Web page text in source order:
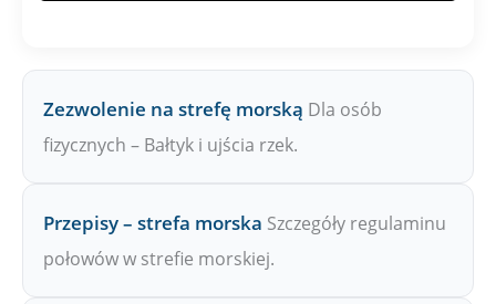
Zezwolenie na strefę morską Dla osób
fizycznych – Bałtyk i ujścia rzek.
Przepisy – strefa morska Szczegóły regulaminu
połowów w strefie morskiej.